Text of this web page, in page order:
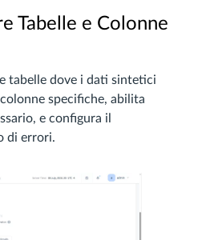
Tabelle e Colonne
tabelle dove i dati sintetici
specifiche, abilita
e configura il
di errori.